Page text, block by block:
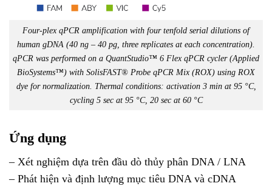
Four-plex qPCR amplification with four tenfold serial dilutions of
human gDNA (40 ng – 40 pg, three replicates at each concentration).
qPCR was performed on a QuantStudio™ 6 Flex qPCR cycler (Applied
BioSystems™) with SolisFAST® Probe qPCR Mix (ROX) using ROX
dye for normalization. Thermal conditions: activation 3 min at 95 °C,
cycling 5 sec at 95 °C, 20 sec at 60 °C
Ứng dụng
– Xét nghiệm dựa trên đầu dò thủy phân DNA / LNA
– Phát hiện và định lượng mục tiêu DNA và cDNA